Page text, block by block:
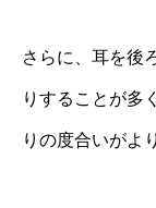
さらに、耳を後
りすることが多
りの度合いがよ